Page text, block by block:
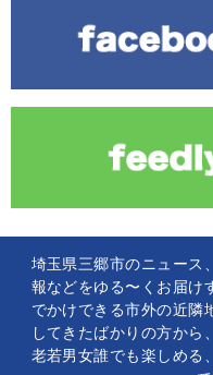
埼玉県三郷市のニュース
報などをゆる〜くお届け
でかけできる市外の近隣
してきたばかりの方から
老若男女誰でも楽しめる